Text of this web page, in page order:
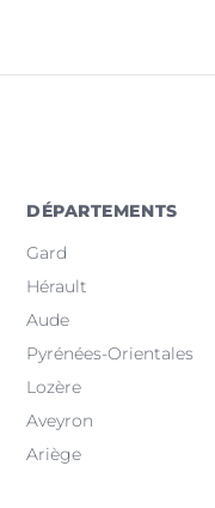
DÉPARTEMENTS
Gard
Hérault
Aude
Pyrénées-Orientales
Lozère
Aveyron
Ariège